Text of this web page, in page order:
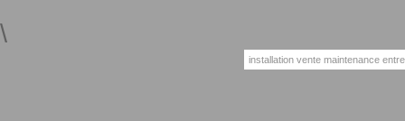
\
installation vente maintenance